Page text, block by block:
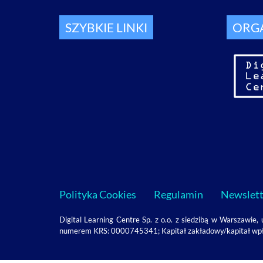
SZYBKIE LINKI
Polityka Cookies Regulamin
Digital Learning Centre Sp. z o.o. z siedzibą w
numerem KRS: 0000745341; Kapitał zakładowy/kapitał